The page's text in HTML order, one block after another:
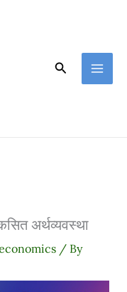
Search
अर्थव्यवस्था
/ By